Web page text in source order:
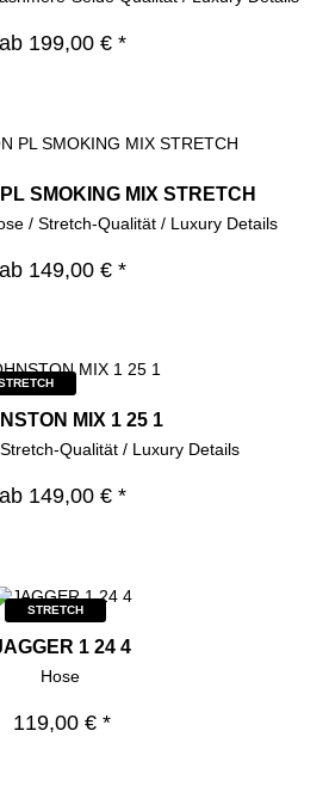
ab 199,00 € *
SMOKING MIX STRETCH
/ Stretch-Qualität / Luxury Details
ab 149,00 € *
MIX 1 25 1
Qualität / Luxury Details
ab 149,00 € *
STRETCH
1 24 4
Hose
119,00 € *